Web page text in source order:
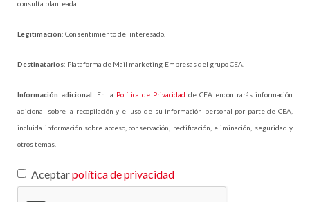
consulta planteada.
Legitimación: Consentimiento del interesado.
Destinatarios: Plataforma de Mail marketing-Empresas del grupo CEA.
Información adicional: En la Política de Privacidad de CEA encontrarás información
adicional sobre la recopilación y el uso de su información personal por parte de CEA,
incluida información sobre acceso, conservación, rectificación, eliminación, seguridad y
otros temas.
Aceptarpolítica de privacidad